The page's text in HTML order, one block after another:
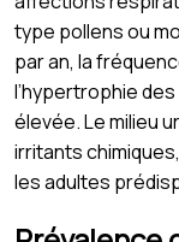
type pollens ou
par an, la
l’hypertrophie
élevée. Le milieu
irritants
les adultes